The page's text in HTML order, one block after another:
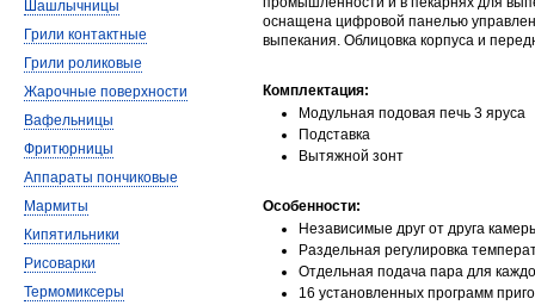
оснащена цифровой панелью
выпекания. Облицовка корпуса и
Комплектация:
Модульная подовая печь 3 яруса
Подставка
Вытяжной зонт
Особенности:
Независимые друг от друга
Раздельная регулировка
Отдельная подача пара для
16 установленных программ
Шашлычницы
Грили контактные
Грили роликовые
Жарочные поверхности
Вафельницы
Фритюрницы
Аппараты пончиковые
Мармиты
Кипятильники
Рисоварки
Термомиксеры